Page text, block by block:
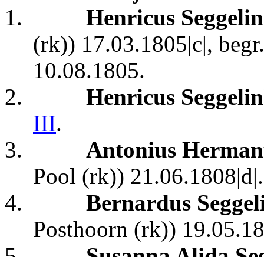
1.
Henricus
(rk)) 17.03.1805|c|,
10.08.1805.
2.
Henricus
III.
3.
Antonius
Pool (rk)) 21.06.1808|d|.
4.
Bernardus
Posthoorn (rk))